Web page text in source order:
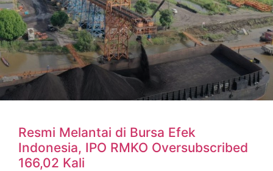
Resmi Melantai di Bursa Efek
Indonesia, IPO RMKO Oversubscribed
166,02 Kali